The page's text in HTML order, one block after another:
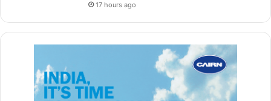
17 hours ago